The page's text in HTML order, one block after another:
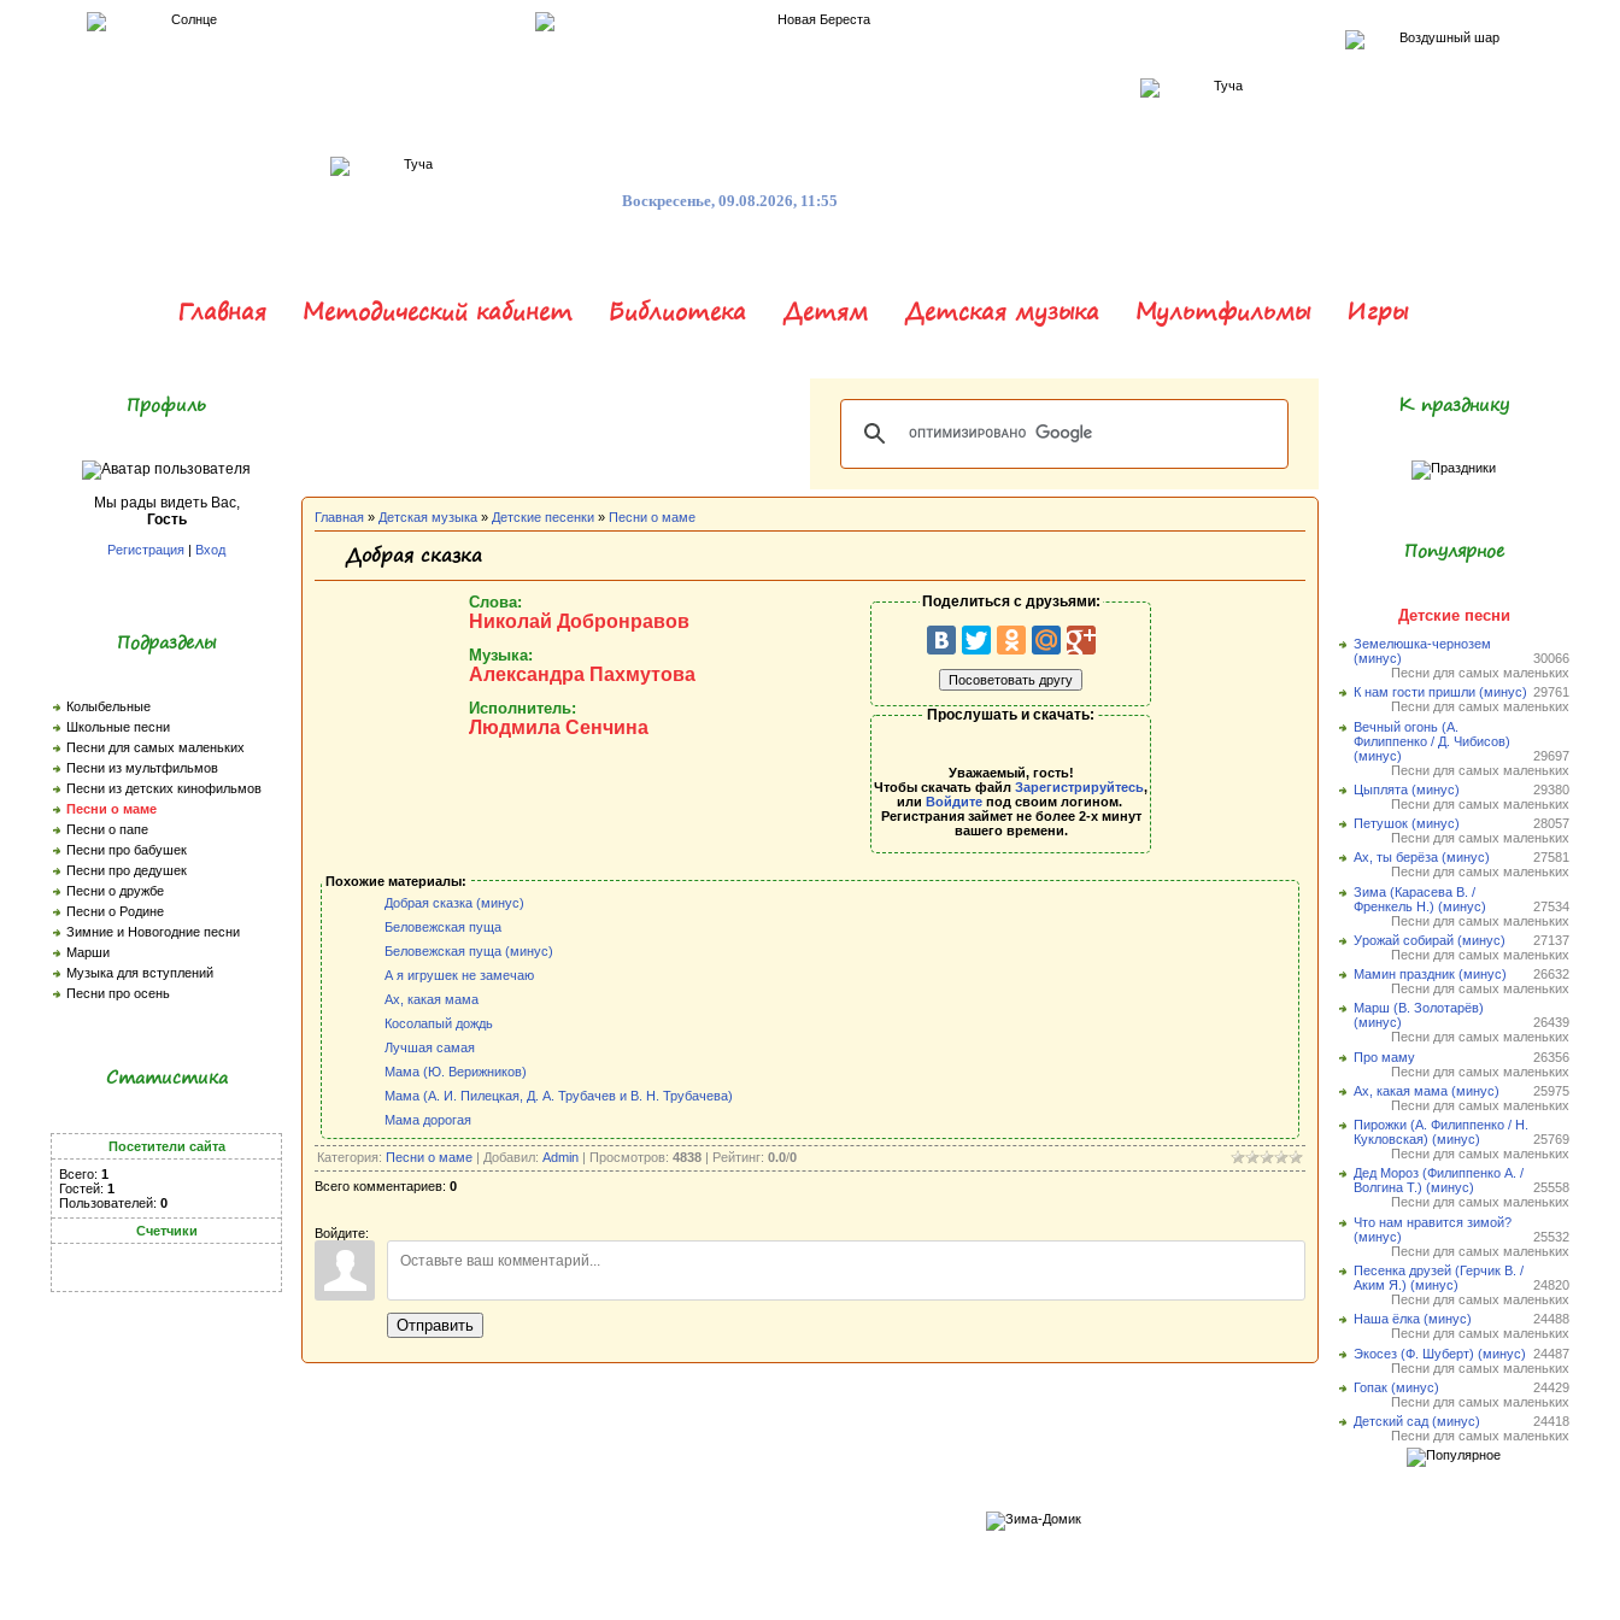
Воскресенье, 09.08.2026, 11:55
Главная Методический кабинет Библиотека Детям Детская музыка Мультфильмы Игры
Профиль
Мы рады видеть Вас,
Гость
Регистрация | Вход
Подразделы
Колыбельные
Школьные песни
Песни для самых маленьких
Песни из мультфильмов
Песни из детских кинофильмов
Песни о маме
Песни о папе
Песни про бабушек
Песни про дедушек
Песни о дружбе
Песни о Родине
Зимние и Новогодние песни
Марши
Музыка для вступлений
Песни про осень
Статистика
Посетители сайта
Всего: 1
Гостей: 1
Пользователей: 0
Счетчики
Главная » Детская музыка » Детские песенки » Песни о маме
Добрая сказка
Слова:
Николай Добронравов
Музыка:
Александра Пахмутова
Исполнитель:
Людмила Сенчина
Поделиться с друзьями:
Прослушать и скачать:
Уважаемый, гость!
Чтобы скачать файл Зарегистрируйтесь,
или Войдитепод своим логином.
Регистрания займет не более 2-х минут
вашего времени.
Похожие материалы:
Добрая сказка (минус)
Беловежская пуща
Беловежская пуща (минус)
А я игрушек не замечаю
Ах, какая мама
Косолапый дождь
Лучшая самая
Мама (Ю. Верижников)
Мама (А. И. Пилецкая, Д. А. Трубачев и В. Н. Трубачева)
Мама дорогая
Категория: Песни о маме | Добавил: Admin | Просмотров: 4838 | Рейтинг: 0.0/0
Всего комментариев: 0
Войдите:
Отправить
К празднику
Популярное
Детские песни
Земелюшка-чернозем
(минус)
30066
Песни для самых маленьких
К нам гости пришли (минус) 29761
Песни для самых маленьких
Вечный огонь (А.
Филиппенко / Д. Чибисов)
(минус)
29697
Песни для самых маленьких
Цыплята (минус)
29380
Песни для самых маленьких
Петушок (минус)
28057
Песни для самых маленьких
Ах, ты берёза (минус)
27581
Песни для самых маленьких
Зима (Карасева В. /
Френкель Н.) (минус)
27534
Песни для самых маленьких
Урожай собирай (минус)
27137
Песни для самых маленьких
Мамин праздник (минус)
26632
Песни для самых маленьких
Марш (В. Золотарёв)
(минус)
26439
Песни для самых маленьких
Про маму
26356
Песни для самых маленьких
Ах, какая мама (минус)
25975
Песни для самых маленьких
Пирожки (А. Филиппенко / Н.
Кукловская) (минус)
25769
Песни для самых маленьких
Дед Мороз (Филиппенко А. /
Волгина Т.) (минус)
25558
Песни для самых маленьких
Что нам нравится зимой?
(минус)
25532
Песни для самых маленьких
Песенка друзей (Герчик В. /
Аким Я.) (минус)
24820
Песни для самых маленьких
Наша ёлка (минус)
24488
Песни для самых маленьких
Экосез (Ф. Шуберт) (минус) 24487
Песни для самых маленьких
Гопак (минус)
24429
Песни для самых маленьких
Детский сад (минус)
24418
Песни для самых маленьких